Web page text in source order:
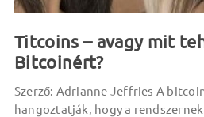
Titcoins – avagy mit
Bitcoinért?
Szerző: Adrianne Jeffries A
hangoztatják, hogy a